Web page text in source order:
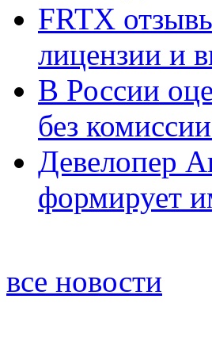
FRTX
лицензии и
В России
без комиссии
Девелопер
формирует
все новости